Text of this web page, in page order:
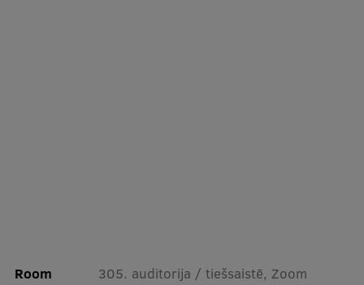
Room 305. auditorija / tiešsaistē, Zoom